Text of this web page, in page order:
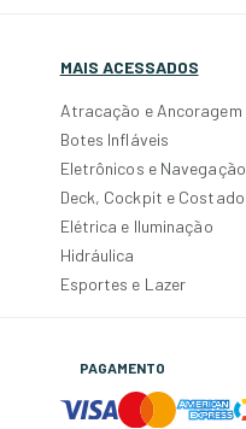
MAIS ACESSADOS
Atracação e Ancoragem
Botes Infláveis
Eletrônicos e Navegação
Deck, Cockpit e Costado
Elétrica e Iluminação
Hidráulica
Esportes e Lazer
PAGAMENTO